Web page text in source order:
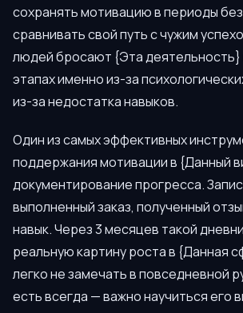
сохранять мотивацию в периоды без
сравнивать свой путь с чужим
людей бросают {Эта деятельность}
этапах именно из-за
из-за недостатка навыков.
Один из самых эффективных
поддержания мотивации в {Данный
документирование прогресса.
выполненный заказ, полученный
навык. Через 3 месяцев такой
реальную картину роста в {Данная
легко не замечать в повседневной
есть всегда — важно научиться его